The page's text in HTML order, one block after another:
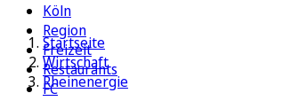
Köln
Region
Freizeit
Restaurants
FC
Startseite
Wirtschaft
Rheinenergie